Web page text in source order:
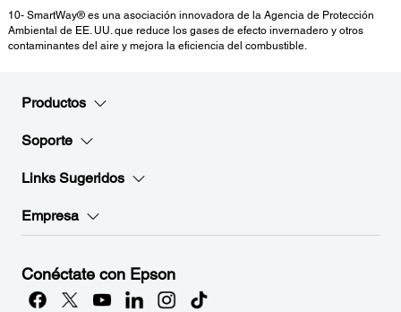
10- SmartWay® es una asociación innovadora de la Agencia de Protección
Ambiental de EE. UU. que reduce los gases de efecto invernadero y otros
contaminantes del aire y mejora la eficiencia del combustible.
Productos
Soporte
Links Sugeridos
Empresa
Conéctate con Epson